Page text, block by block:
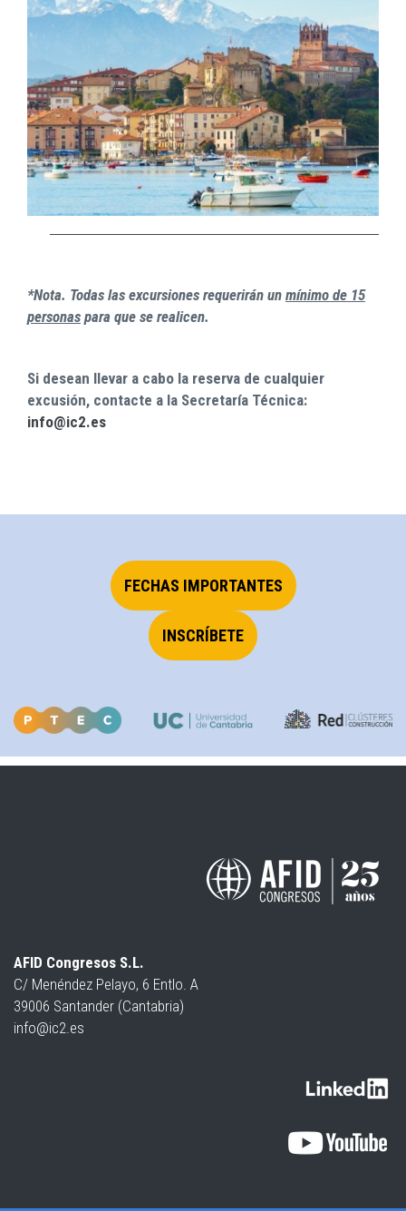
*Nota. Todas las excursiones requerirán un mínimo de 15
personas para que se realicen.
Si desean llevar a cabo la reserva de cualquier
excusión, contacte a la Secretaría Técnica:
info@ic2.es
FECHAS IMPORTANTES
INSCRÍBETE
AFID Congresos S.L.
C/ Menéndez Pelayo, 6 Entlo. A
39006 Santander (Cantabria)
info@ic2.es